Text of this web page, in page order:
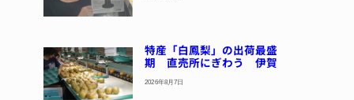
特産「白鳳梨」の出荷最盛
期 直売所にぎわう 伊賀
2026年8月7日